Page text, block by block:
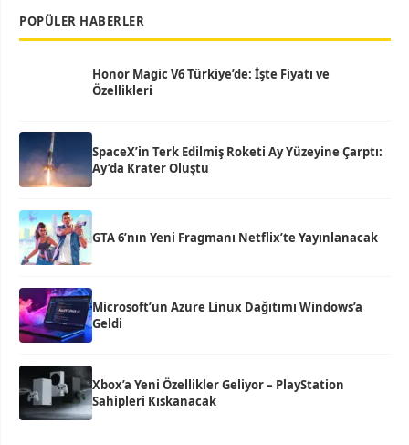
POPÜLER HABERLER
Honor Magic V6 Türkiye’de: İşte Fiyatı ve
Özellikleri
SpaceX’in Terk Edilmiş Roketi Ay Yüzeyine Çarptı:
Ay’da Krater Oluştu
GTA 6’nın Yeni Fragmanı Netflix’te Yayınlanacak
Microsoft’un Azure Linux Dağıtımı Windows’a
Geldi
Xbox’a Yeni Özellikler Geliyor – PlayStation
Sahipleri Kıskanacak